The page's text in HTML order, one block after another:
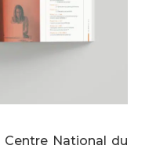
Centre National du